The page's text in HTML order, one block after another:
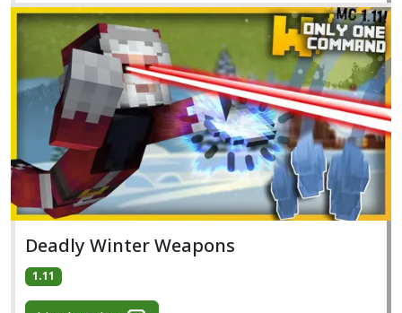
Deadly Winter Weapons
1.11